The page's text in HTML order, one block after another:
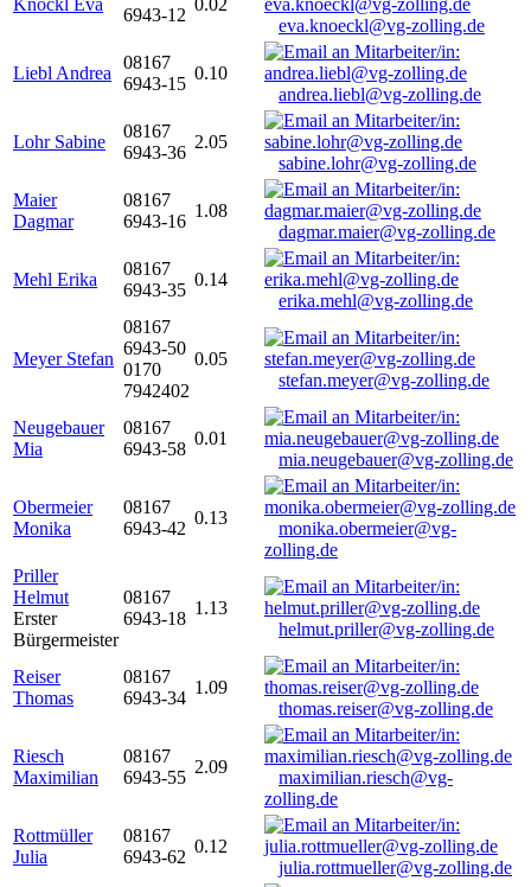
Knöckl Eva
6943-12
0.02
eva.knoeckl@vg-zolling.de
Liebl Andrea
08167
6943-15
0.10
andrea.liebl@vg-zolling.de
Lohr Sabine
08167
6943-36
2.05
sabine.lohr@vg-zolling.de
Maier
Dagmar
08167
6943-16
1.08
dagmar.maier@vg-zolling.de
Mehl Erika
08167
6943-35
0.14
erika.mehl@vg-zolling.de
Meyer Stefan
08167
6943-50
0170
7942402
0.05
stefan.meyer@vg-zolling.de
Neugebauer
Mia
08167
6943-58
0.01
mia.neugebauer@vg-zolling.de
Obermeier
Monika
08167
6943-42
0.13
monika.obermeier@vg-
zolling.de
Priller
Helmut
Erster
Bürgermeister
08167
6943-18
1.13
helmut.priller@vg-zolling.de
Reiser
Thomas
08167
6943-34
1.09
thomas.reiser@vg-zolling.de
Riesch
Maximilian
08167
6943-55
2.09
maximilian.riesch@vg-
zolling.de
Rottmüller
Julia
08167
6943-62
0.12
julia.rottmueller@vg-zolling.de